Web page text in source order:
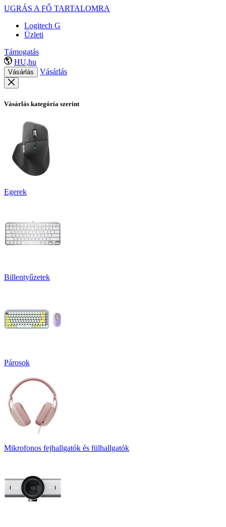
UGRÁS A FŐ TARTALOMRA
Logitech G
Üzleti
Támogatás
HU,hu
Vásárlás Vásárlás
Vásárlás kategória szerint
Egerek
Billentyűzetek
Párosok
Mikrofonos fejhallgatók és fülhallgatók